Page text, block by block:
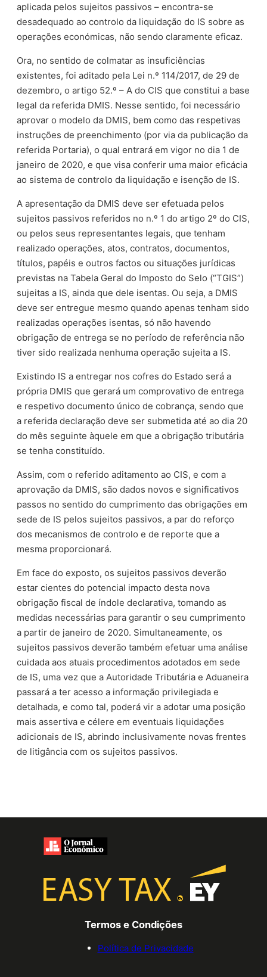
aplicada pelos sujeitos passivos – encontra-se
desadequado ao controlo da liquidação do IS sobre as
operações económicas, não sendo claramente eficaz.
Ora, no sentido de colmatar as insuficiências
existentes, foi aditado pela Lei n.º 114/2017, de 29 de
dezembro, o artigo 52.º – A do CIS que constitui a base
legal da referida DMIS. Nesse sentido, foi necessário
aprovar o modelo da DMIS, bem como das respetivas
instruções de preenchimento (por via da publicação da
referida Portaria), o qual entrará em vigor no dia 1 de
janeiro de 2020, e que visa conferir uma maior eficácia
ao sistema de controlo da liquidação e isenção de IS.
A apresentação da DMIS deve ser efetuada pelos
sujeitos passivos referidos no n.º 1 do artigo 2º do CIS,
ou pelos seus representantes legais, que tenham
realizado operações, atos, contratos, documentos,
títulos, papéis e outros factos ou situações jurídicas
previstas na Tabela Geral do Imposto do Selo (“TGIS”)
sujeitas a IS, ainda que dele isentas. Ou seja, a DMIS
deve ser entregue mesmo quando apenas tenham sido
realizadas operações isentas, só não havendo
obrigação de entrega se no período de referência não
tiver sido realizada nenhuma operação sujeita a IS.
Existindo IS a entregar nos cofres do Estado será a
própria DMIS que gerará um comprovativo de entrega
e respetivo documento único de cobrança, sendo que
a referida declaração deve ser submetida até ao dia 20
do mês seguinte àquele em que a obrigação tributária
se tenha constituído.
Assim, com o referido aditamento ao CIS, e com a
aprovação da DMIS, são dados novos e significativos
passos no sentido do cumprimento das obrigações em
sede de IS pelos sujeitos passivos, a par do reforço
dos mecanismos de controlo e de reporte que a
mesma proporcionará.
Em face do exposto, os sujeitos passivos deverão
estar cientes do potencial impacto desta nova
obrigação fiscal de índole declarativa, tomando as
medidas necessárias para garantir o seu cumprimento
a partir de janeiro de 2020. Simultaneamente, os
sujeitos passivos deverão também efetuar uma análise
cuidada aos atuais procedimentos adotados em sede
de IS, uma vez que a Autoridade Tributária e Aduaneira
passará a ter acesso a informação privilegiada e
detalhada, e como tal, poderá vir a adotar uma posição
mais assertiva e célere em eventuais liquidações
adicionais de IS, abrindo inclusivamente novas frentes
de litigância com os sujeitos passivos.
Termos e Condições
Política de Privacidade